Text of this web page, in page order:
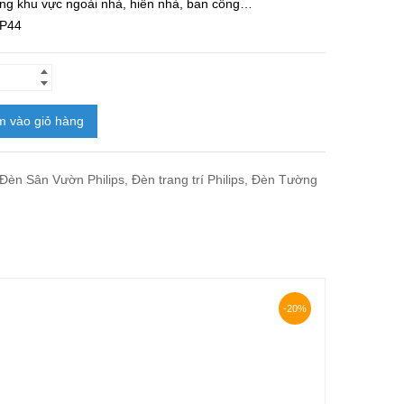
khu vực ngoài nhà, hiên nhà, ban công…
vào giỏ hàng
Đèn Sân Vườn Philips, Đèn trang trí Philips, Đèn Tường
-20%